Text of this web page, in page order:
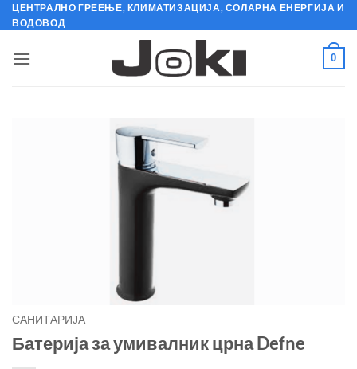
Skip
to
ЦЕНТРАЛНО ГРЕЕЊЕ, КЛИМАТИЗАЦИЈА, СОЛАРНА ЕНЕРГИЈА И
ВОДОВОД
0
САНИТАРИЈА
Батерија за умивалник црна Defne